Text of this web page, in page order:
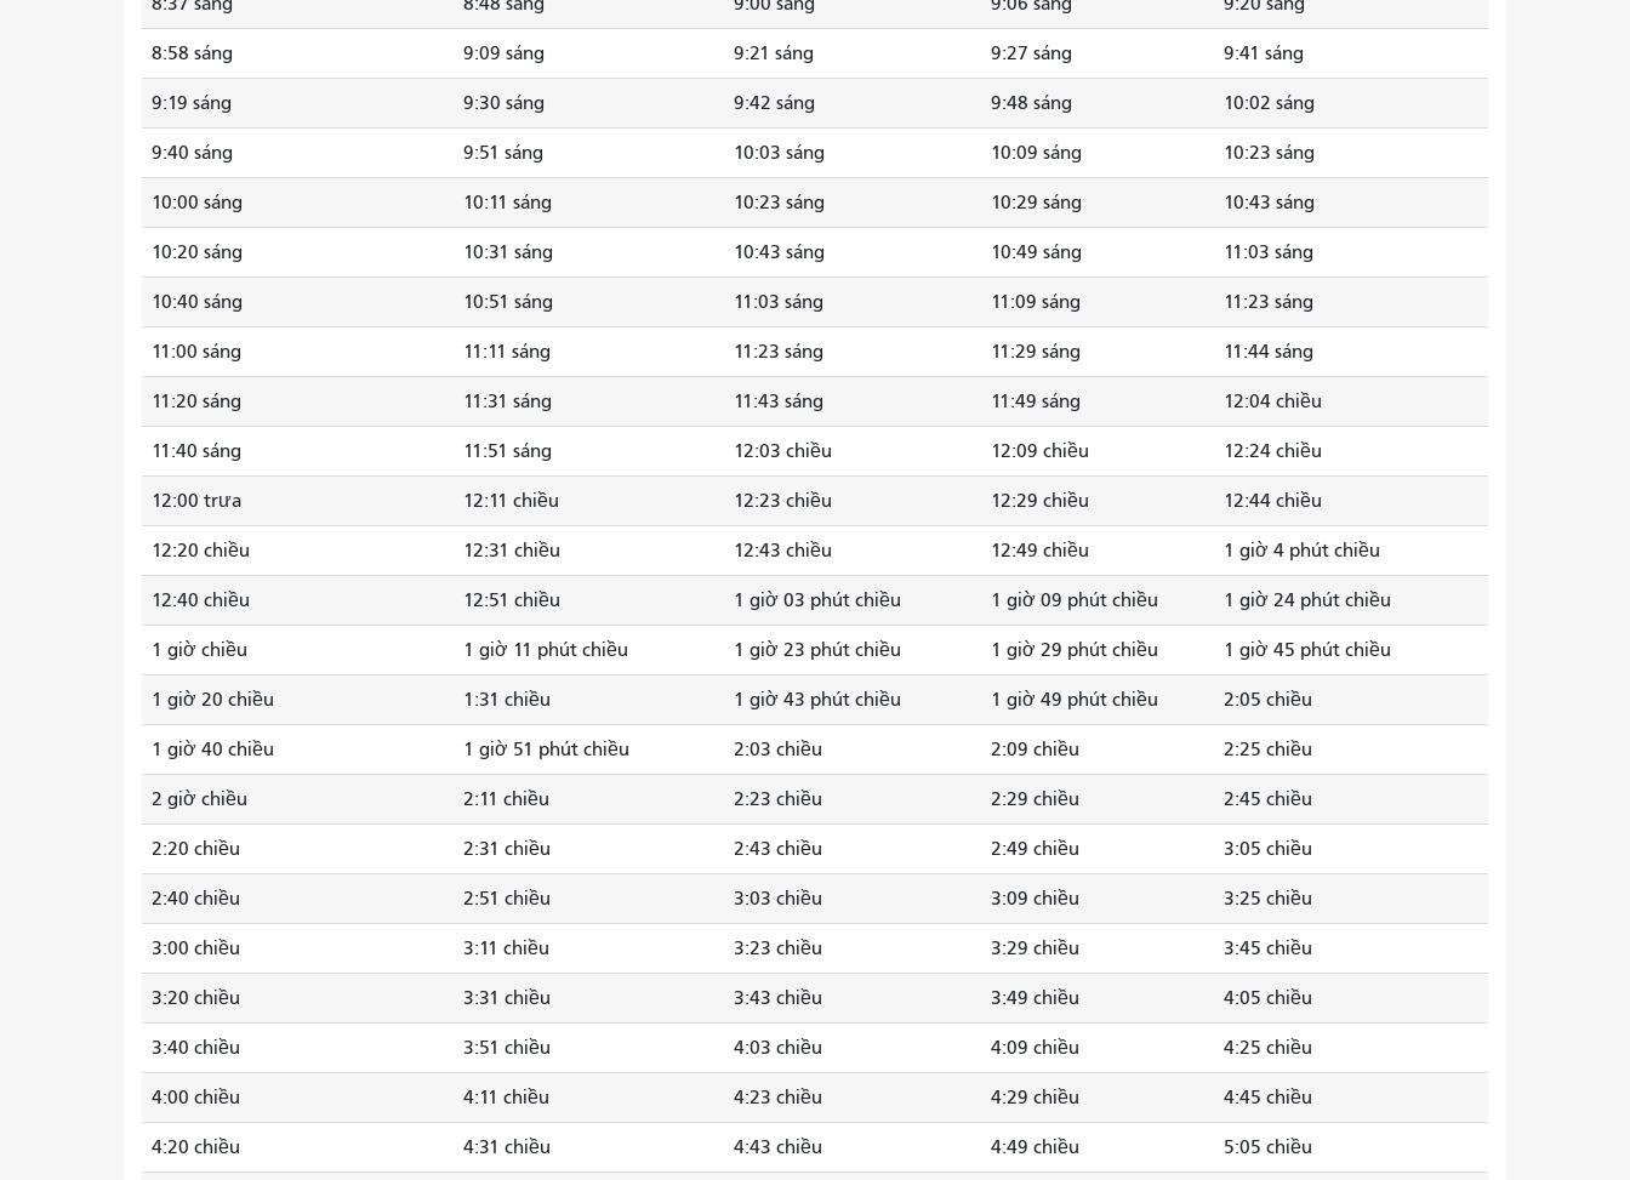
8:58 sáng 9:09 sáng 9:21 sáng 9:27 sáng 9:41 sáng
9:19 sáng 9:30 sáng 9:42 sáng 9:48 sáng 10:02 sáng
9:40 sáng 9:51 sáng 10:03 sáng 10:09 sáng 10:23 sáng
10:00 sáng 10:11 sáng 10:23 sáng 10:29 sáng 10:43 sáng
10:20 sáng 10:31 sáng 10:43 sáng 10:49 sáng 11:03 sáng
10:40 sáng 10:51 sáng 11:03 sáng 11:09 sáng 11:23 sáng
11:00 sáng 11:11 sáng 11:23 sáng 11:29 sáng 11:44 sáng
11:20 sáng 11:31 sáng 11:43 sáng 11:49 sáng 12:04 chiều
11:40 sáng 11:51 sáng 12:03 chiều 12:09 chiều 12:24 chiều
12:00 trưa 12:11 chiều 12:23 chiều 12:29 chiều 12:44 chiều
12:20 chiều 12:31 chiều 12:43 chiều 12:49 chiều 1 giờ 4 phút chiều
12:40 chiều 12:51 chiều 1 giờ 03 phút chiều 1 giờ 09 phút chiều 1 giờ 24 phút chiều
1 giờ chiều 1 giờ 11 phút chiều 1 giờ 23 phút chiều 1 giờ 29 phút chiều 1 giờ 45 phút chiều
1 giờ 20 chiều 1:31 chiều 1 giờ 43 phút chiều 1 giờ 49 phút chiều 2:05 chiều
1 giờ 40 chiều 1 giờ 51 phút chiều 2:03 chiều 2:09 chiều 2:25 chiều
2 giờ chiều 2:11 chiều 2:23 chiều 2:29 chiều 2:45 chiều
2:20 chiều 2:31 chiều 2:43 chiều 2:49 chiều 3:05 chiều
2:40 chiều 2:51 chiều 3:03 chiều 3:09 chiều 3:25 chiều
3:00 chiều 3:11 chiều 3:23 chiều 3:29 chiều 3:45 chiều
3:20 chiều 3:31 chiều 3:43 chiều 3:49 chiều 4:05 chiều
3:40 chiều 3:51 chiều 4:03 chiều 4:09 chiều 4:25 chiều
4:00 chiều 4:11 chiều 4:23 chiều 4:29 chiều 4:45 chiều
4:20 chiều 4:31 chiều 4:43 chiều 4:49 chiều 5:05 chiều